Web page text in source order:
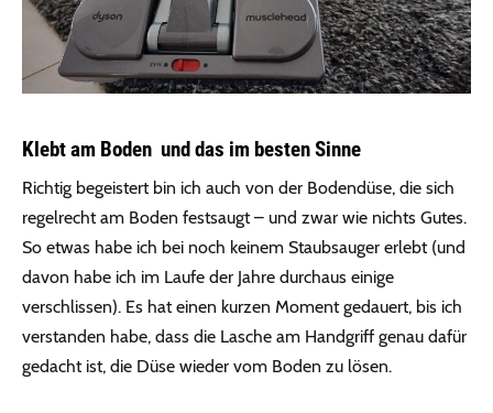
Klebt am Boden und das im besten Sinne
Richtig begeistert bin ich auch von der Bodendüse, die sich
regelrecht am Boden festsaugt – und zwar wie nichts Gutes.
So etwas habe ich bei noch keinem Staubsauger erlebt (und
davon habe ich im Laufe der Jahre durchaus einige
verschlissen). Es hat einen kurzen Moment gedauert, bis ich
verstanden habe, dass die Lasche am Handgriff genau dafür
gedacht ist, die Düse wieder vom Boden zu lösen.